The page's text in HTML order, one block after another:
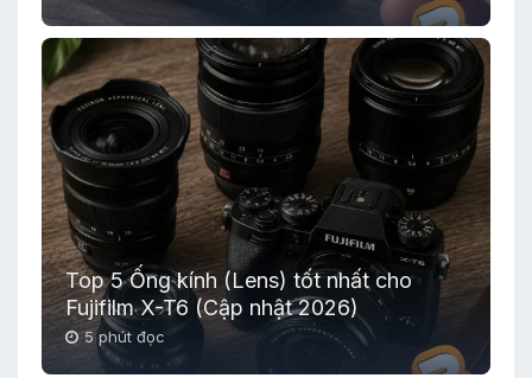
Top 5 Ống kính (Lens) tốt nhất cho
Fujifilm X-T6 (Cập nhật 2026)
5 phút đọc